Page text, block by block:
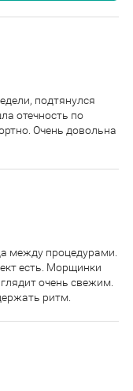
подтянулся
отечность по
Очень довольна
между процедурами.
есть. Морщинки
очень свежим.
ритм.